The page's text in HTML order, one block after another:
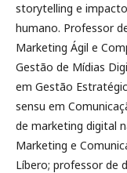
storytelling e
humano. Professor
Marketing Ágil e
Gestão de Mídias
em Gestão
sensu em
de marketing digital
Marketing e
Líbero; professor de